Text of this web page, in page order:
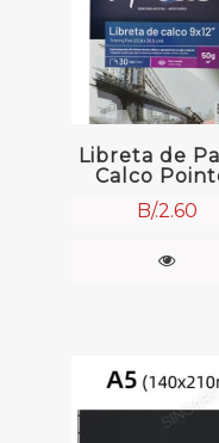
Libreta de
Calco
B/.2.60